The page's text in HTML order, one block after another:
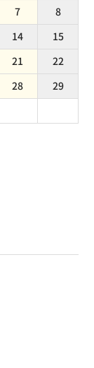
7
8
14
15
21
22
28
29